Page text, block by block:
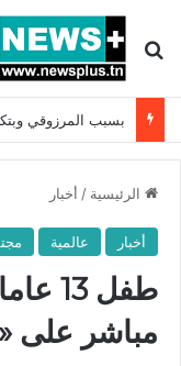
بحث عن
الرئيسية / أخبار
أخبار عالمية
طفل
مباشر على